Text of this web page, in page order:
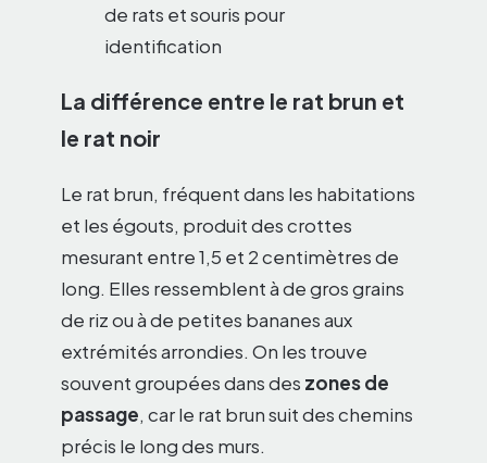
de rats et souris pour
identification
La différence entre le rat brun et
le rat noir
Le rat brun, fréquent dans les habitations
et les égouts, produit des crottes
mesurant entre 1,5 et 2 centimètres de
long. Elles ressemblent à de gros grains
de riz ou à de petites bananes aux
extrémités arrondies. On les trouve
souvent groupées dans des zones de
passage, car le rat brun suit des chemins
précis le long des murs.